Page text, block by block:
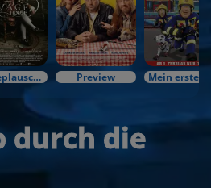
Kaffeeplausch & Kinozauber Preview
durch die